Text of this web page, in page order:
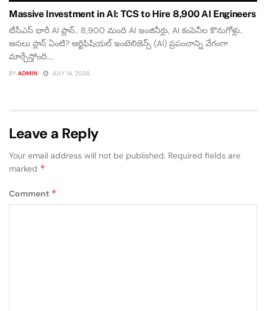
Massive Investment in AI: TCS to Hire 8,900 AI Engineers
టీసీఎస్ భారీ AI ప్లాన్.. 8,900 మంది AI ఇంజినీర్లు, AI కంపెనీల కొనుగోళ్లు..
అసలు ప్లాన్ ఏంటి? ఆర్టిఫిషియల్ ఇంటెలిజెన్స్ (AI) ప్రపంచాన్ని వేగంగా
మార్చేస్తోంది....
BY ADMIN JULY 14, 2026
Leave a Reply
Your email address will not be published. Required fields are
marked *
Comment *